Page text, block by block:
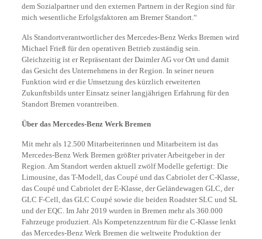
dem Sozialpartner und den externen Partnern in der Region sind für
mich wesentliche Erfolgsfaktoren am Bremer Standort.“
Als Standortverantwortlicher des Mercedes-Benz Werks Bremen wird
Michael Frieß für den operativen Betrieb zuständig sein.
Gleichzeitig ist er Repräsentant der Daimler AG vor Ort und damit
das Gesicht des Unternehmens in der Region. In seiner neuen
Funktion wird er die Umsetzung des kürzlich erweiterten
Zukunftsbilds unter Einsatz seiner langjährigen Erfahrung für den
Standort Bremen vorantreiben.
Über das Mercedes-Benz Werk Bremen
Mit mehr als 12.500 Mitarbeiterinnen und Mitarbeitern ist das
Mercedes-Benz Werk Bremen größter privater Arbeitgeber in der
Region. Am Standort werden aktuell zwölf Modelle gefertigt: Die
Limousine, das T-Modell, das Coupé und das Cabriolet der C-Klasse,
das Coupé und Cabriolet der E-Klasse, der Geländewagen GLC, der
GLC F-Cell, das GLC Coupé sowie die beiden Roadster SLC und SL
und der EQC. Im Jahr 2019 wurden in Bremen mehr als 360.000
Fahrzeuge produziert. Als Kompetenzzentrum für die C-Klasse lenkt
das Mercedes-Benz Werk Bremen die weltweite Produktion der